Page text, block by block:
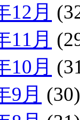
12月
11月
10月
9月 (30)